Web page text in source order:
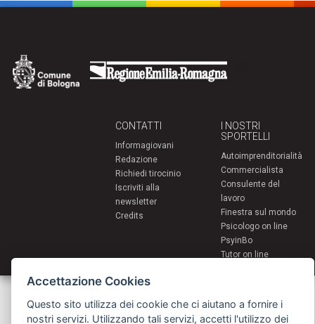
CONTATTI
Informagiovani
Redazione
Richiedi tirocinio
Iscriviti alla
newsletter
Credits
I NOSTRI
SPORTELLI
Autoimprenditorialità
Commercialista
Consulente del
lavoro
Finestra sul mondo
Psicologo on line
PsyinBo
Tutor on line
Servizi per i giovani - Scambi e soggiorni all'estero
Comune di Bologna | Piazza Maggiore 6 - 40124 Bologna
giovani@comune.bologna.it
Accettazione Cookies
Questo sito utilizza dei cookie che ci aiutano a fornire i
nostri servizi. Utilizzando tali servizi, accetti l'utilizzo dei